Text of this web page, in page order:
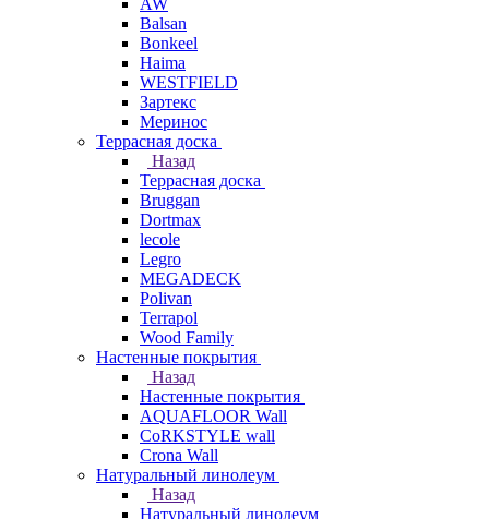
AW
Balsan
Bonkeel
Haima
WESTFIELD
Зартекс
Меринос
Террасная доска
Назад
Террасная доска
Bruggan
Dortmax
lecole
Legro
MEGADECK
Polivan
Terrapol
Wood Family
Настенные покрытия
Назад
Настенные покрытия
AQUAFLOOR Wall
CoRKSTYLE wall
Crona Wall
Натуральный линолеум
Назад
Натуральный линолеум